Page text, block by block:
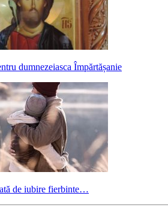
dum­nezeiasca Împărtășanie
de iubire fierbinte…